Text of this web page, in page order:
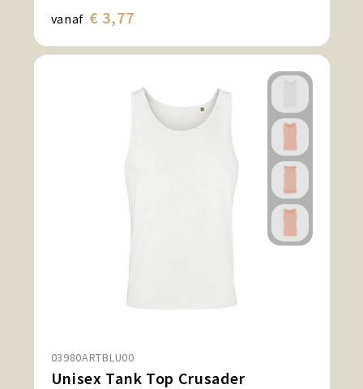
vanaf € 3,77
03980ARTBLU00
Unisex Tank Top Crusader